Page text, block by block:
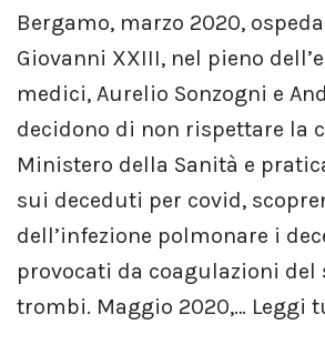
Bergamo, marzo 2020,
Giovanni XXIII, nel pieno
medici, Aurelio Sonzogni e
decidono di non rispettare la
Ministero della Sanità e
sui deceduti per covid,
dell’infezione polmonare i
provocati da coagulazioni del
trombi. Maggio 2020,… Leggi